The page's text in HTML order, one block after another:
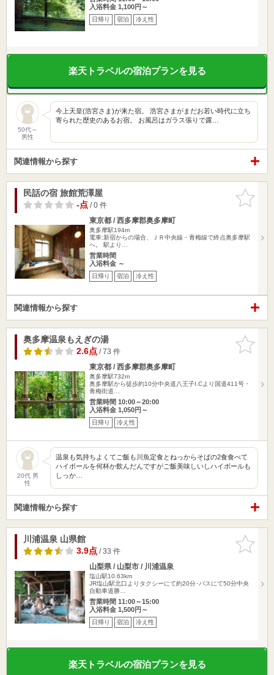
入浴料金 1,100円～
日帰り 宿泊 冷え性
楽天トラベルの宿泊プランを見る
50代～
男性
今上天皇(浩宮さま)が来た宿。 浩宮さまがまだお若い時代に立ち
寄られた歴史のあるお宿。 お風呂はガラス張りで露…
関連情報から探す
お気に入
りに追加
民話の宿 旅館荒澤屋
-点/ 0 件
東京都 / 西多摩郡奥多摩町
奥多摩駅194m
電車:新宿からの場合、ＪＲ中央線・青梅線で終点奥多摩駅
へ。 駅より…
営業時間
入浴料金 ～
日帰り 宿泊 冷え性
関連情報から探す
お気に入
りに追加
奥多摩温泉もえぎの湯
2.6点/ 73 件
東京都 / 西多摩郡奥多摩町
奥多摩駅732m
奥多摩駅から徒歩約10分中央道八王子I.Cより国道411号・
青梅街道…
営業時間 10:00～20:00
入浴料金 1,050円～
日帰り 冷え性
20代 男
性
温泉も気持ちよくてご飯も川魚定食とねっからそばの2食食べて
ハイボールを何杯か飲んだんですがご飯美味しいしハイボールも
しっか…
関連情報から探す
お気に入
りに追加
川浦温泉 山県館
3.9点/ 33 件
山梨県 / 山梨市 / 川浦温泉
塩山駅10.63km
JR塩山駅北口よりタクシーにて約20分･バスにて50分中央
自動車道勝…
営業時間 11:00～15:00
入浴料金 1,500円～
日帰り 宿泊 冷え性
楽天トラベルの宿泊プランを見る